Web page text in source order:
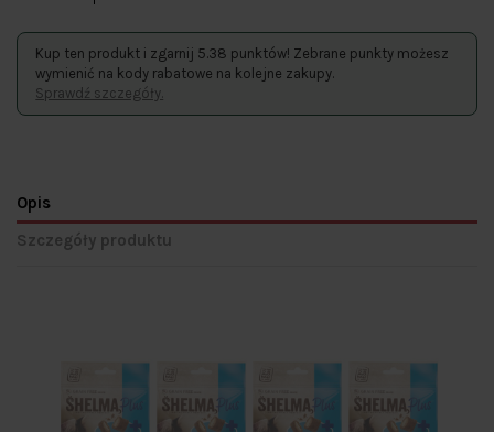
Kup ten produkt i zgarnij 5.38 punktów! Zebrane punkty możesz
wymienić na kody rabatowe na kolejne zakupy.
Sprawdź szczegóły.
Opis
Szczegóły produktu